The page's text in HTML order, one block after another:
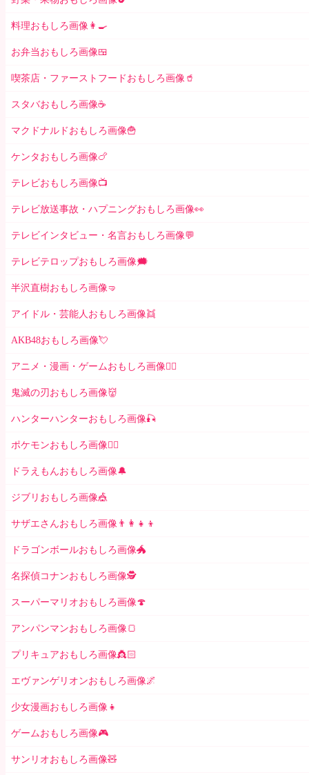
料理おもしろ画像👩‍🍳
お弁当おもしろ画像🍱
喫茶店・ファーストフードおもしろ画像🥤
スタバおもしろ画像☕️
マクドナルドおもしろ画像🍟
ケンタおもしろ画像🍗
テレビおもしろ画像📺
テレビ放送事故・ハプニングおもしろ画像👀
テレビインタビュー・名言おもしろ画像💬
テレビテロップおもしろ画像🗯
半沢直樹おもしろ画像🤜
アイドル・芸能人おもしろ画像👯
AKB48おもしろ画像💘
アニメ・漫画・ゲームおもしろ画像🧚‍♀️
鬼滅の刃おもしろ画像👹
ハンターハンターおもしろ画像🎣
ポケモンおもしろ画像🤹‍♂️
ドラえもんおもしろ画像🔔
ジブリおもしろ画像🎪
サザエさんおもしろ画像👨‍👩‍👧‍👦
ドラゴンボールおもしろ画像🐲
名探偵コナンおもしろ画像🕵️
スーパーマリオおもしろ画像🍄
アンパンマンおもしろ画像🍞
プリキュアおもしろ画像👸🏻
エヴァンゲリオンおもしろ画像🌌
少女漫画おもしろ画像👧
ゲームおもしろ画像🎮
サンリオおもしろ画像🧸